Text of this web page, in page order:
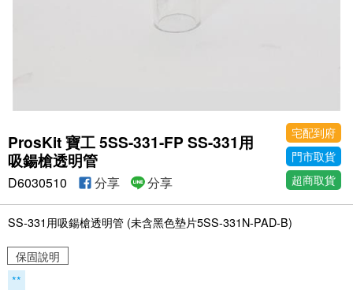
ProsKit 寶工 5SS-331-FP SS-331用
吸鍚槍透明管
宅配到府
門市取貨
超商取貨
D6030510 分享 分享
SS-331用吸鍚槍透明管 (未含黑色墊片5SS-331N-PAD-B)
保固說明
**